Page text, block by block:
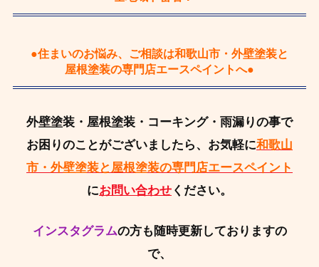
●住まいのお悩み、ご相談は和歌山市・外壁塗装と
屋根塗装の専門店エースペイントへ●
外壁塗装・屋根塗装・コーキング・雨漏りの事で
お困りのことがございましたら、お気軽に和歌山
市・外壁塗装と屋根塗装の専門店エースペイント
にお問い合わせ ください。
インスタグラムの方も随時更新しておりますの
で、